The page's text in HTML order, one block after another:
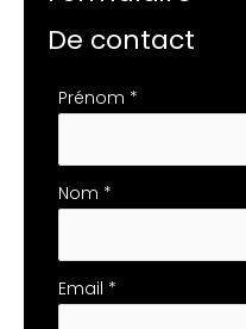
De contact
Formulaire
téléphone
Prénom *
Nom *
Email *